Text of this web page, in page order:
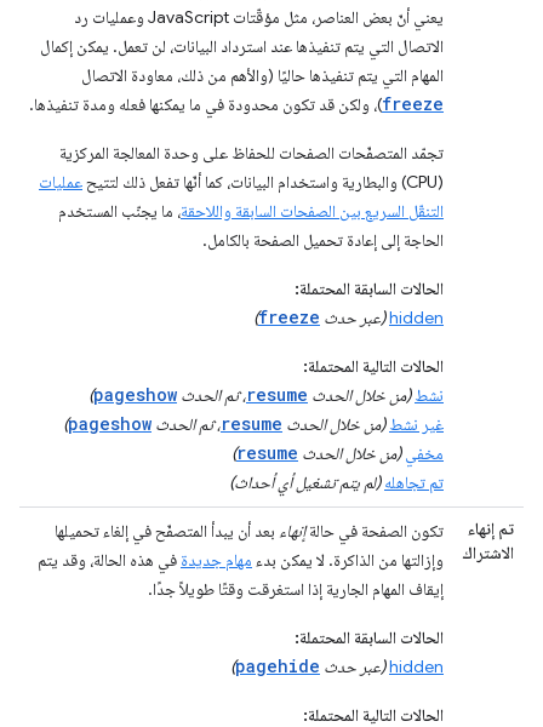
يعني أنّ بعض العناصر، مثل مؤقّتات JavaScript وعمليات رد
الاتصال التي يتم تنفيذها عند استرداد البيانات، لن تعمل. يمكن إكمال
المهام التي يتم تنفيذها حاليًا (والأهم من ذلك، معاودة الاتصال
freeze)، ولكن قد تكون محدودة في ما يمكنها فعله ومدة تنفيذها.
تجمّد المتصفّحات الصفحات للحفاظ على وحدة المعالجة المركزية
(CPU) والبطارية واستخدام البيانات، كما أنّها تفعل ذلك لتتيح
عمليات
التنقّل السريع بين الصفحات السابقة واللاحقة، ما يجنّب المستخدم
الحاجة إلى إعادة تحميل الصفحة بالكامل.
الحالات السابقة المحتملة:
hidden(عبر حدث freeze
)
الحالات التالية المحتملة:
نشط (من خلال الحدث resume، ثم الحدث pageshow
)
غير نشط (من خلال الحدث resume، ثم الحدث pageshow
)
مخفي (من خلال الحدث resume
)
تم تجاهله (لم يتم تشغيل أي أحداث)
تم إنهاء
الاشتراك
تكون الصفحة في حالةإنهاء بعد أن يبدأ المتصفّح في إلغاء تحميلها
وإزالتها من الذاكرة. لا يمكن بدء مهام جديدة في هذه الحالة، وقد يتم
إيقاف المهام الجارية إذا استغرقت وقتًا طويلاً جدًا.
الحالات السابقة المحتملة:
hidden(عبر حدث pagehide
)
الحالات التالية المحتملة: